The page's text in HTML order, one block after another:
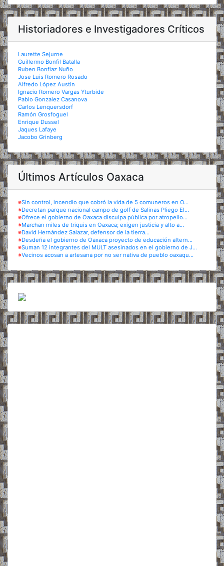
Historiadores e Investigadores Críticos
Laurette Sejurne
Guillermo Bonfil Batalla
Ruben Bonfiaz Nuño
Jose Luis Romero Rosado
Alfredo López Austin
Ignacio Romero Vargas Yturbide
Pablo Gonzalez Casanova
Carlos Lenquersdorf
Ramón Grosfoguel
Enrique Dussel
Jaques Lafaye
Jacobo Grinberg
Últimos Artículos Oaxaca
※Sin control, incendio que cobró la vida de 5 comuneros en O...
※Decretan parque nacional campo de golf de Salinas Pliego El...
※Ofrece el gobierno de Oaxaca disculpa pública por atropello...
※Marchan miles de triquis en Oaxaca; exigen justicia y alto a...
※David Hernández Salazar, defensor de la tierra...
※Desdeña el gobierno de Oaxaca proyecto de educación altern...
※Suman 12 integrantes del MULT asesinados en el gobierno de J...
※Vecinos acosan a artesana por no ser nativa de pueblo oaxaqu...